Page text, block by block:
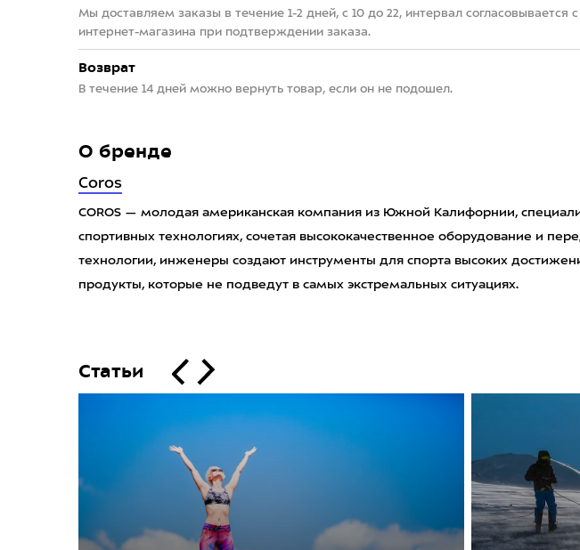
Мы доставляем заказы в течение 1-2 дней, с 10 до 22, интервал
интернет-магазина при подтверждении заказа.
Возврат
В течение 14 дней можно вернуть товар, если он не подошел.
О бренде
Coros
COROS — молодая американская компания из Южной Калифорнии,
спортивных технологиях, сочетая высококачественное оборудование и
технологии, инженеры создают инструменты для спорта высоких
продукты, которые не подведут в самых экстремальных ситуациях.
Статьи